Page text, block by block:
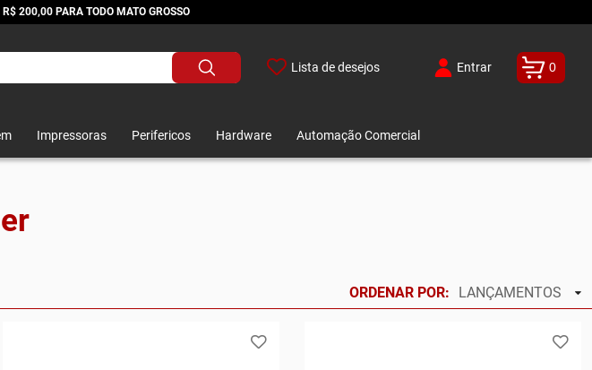
200,00 PARA TODO MATO GROSSO
Lista de desejos Entrar 0
Impressoras Perifericos Hardware Automação Comercial
ORDENAR POR: LANÇAMENTOS